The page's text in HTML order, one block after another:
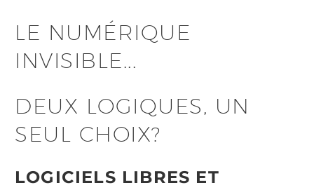
LE NUMÉRIQUE
INVISIBLE...
DEUX LOGIQUES, UN
SEUL CHOIX?
LOGICIELS LIBRES ET